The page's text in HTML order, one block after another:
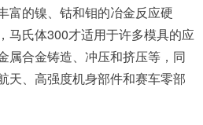
富的镍、钴和钼的冶金反应硬
马氏体300才适用于许多模具的应
属合金铸造、冲压和挤压等，同
天、高强度机身部件和赛车零部